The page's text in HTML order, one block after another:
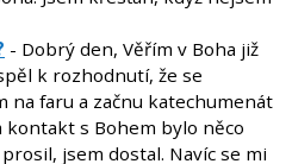
- Dobrý den, Věřím v Boha již
k rozhodnutí, že se
na faru a začnu katechumenát
kontakt s Bohem bylo něco
jsem dostal. Navíc se mi